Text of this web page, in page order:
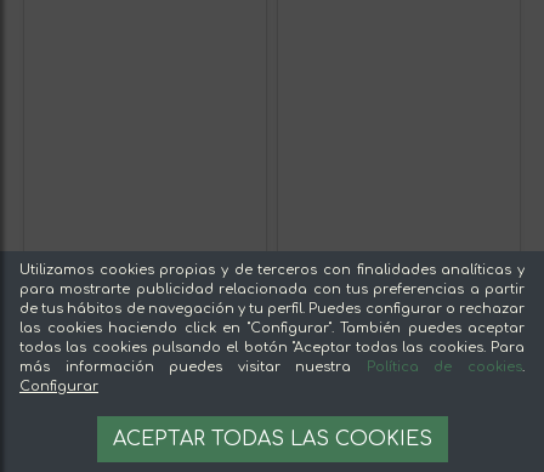
Utilizamos cookies propias y de terceros con finalidades analíticas y
para mostrarte publicidad relacionada con tus preferencias a partir
de tus hábitos de navegación y tu perfil. Puedes configurar o rechazar
las cookies haciendo click en "Configurar". También puedes aceptar
todas las cookies pulsando el botón "Aceptar todas las cookies. Para
más información puedes visitar nuestra
Política de cookies.
Configurar
ACEPTAR TODAS LAS COOKIES